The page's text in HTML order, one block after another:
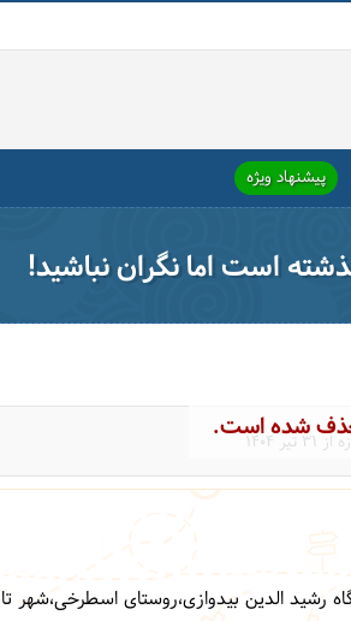
پیشنهاد ویژه
است اما نگران نباشید!
حذف شده است.
رشید الدین بیدوازی،روستای